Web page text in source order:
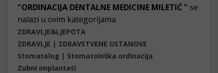
"ORDINACIJA DENTALNE MEDICINE MILETIĆ " se
nalazi u ovim kategorijama
ZDRAVLJE&LJEPOTA
ZDRAVLJE | ZDRAVSTVENE USTANOVE
Stomatolog | Stomatološka ordinacija
Zubni implantati